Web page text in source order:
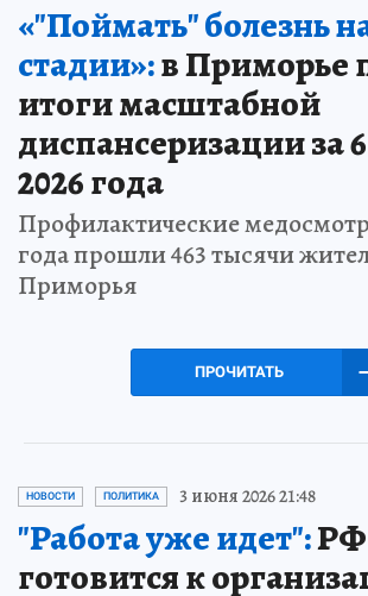
«"Поймать" болезнь
стадии»:в Приморье
итоги масштабной
диспансеризации за
2026 года
Профилактические
года прошли 463 тысячи
Приморья
ПРОЧИТАТЬ
НОВОСТИ ПОЛИТИКА 3 июня 2026 21:48
"Работа уже идет":РФ
готовится к